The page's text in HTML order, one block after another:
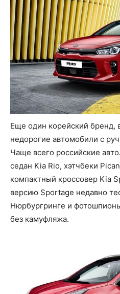
Еще один корейский
недорогие автомобили с
Чаще всего российские
седан Kia Rio, хэтчбеки
компактный кроссовер Kia
версию Sportage недавно
Нюрбургринге и
без камуфляжа.